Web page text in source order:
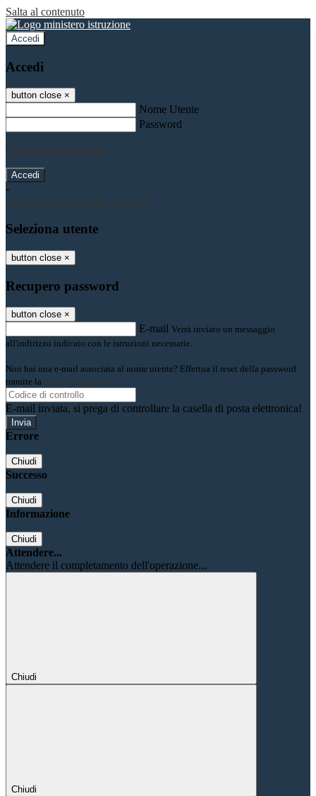
Salta al contenuto
Accedi
Accedi
button close ×
Nome Utente
Password
Password dimenticata?
-
Entra con SPID
Entra con CIE
Seleziona utente
button close ×
Recupero password
button close ×
E-mail Verrà inviato un messaggio
all'indirizzo indicato con le istruzioni necessarie.
Non hai una e-mail associata al nome utente? Effettua il reset della password
tramite la
Login Spaggiari
E-mail inviata, si prega di controllare la casella di posta elettronica!
Errore
Chiudi
Successo
Chiudi
Informazione
Chiudi
Attendere...
Attendere il completamento dell'operazione...
Chiudi
Chiudi